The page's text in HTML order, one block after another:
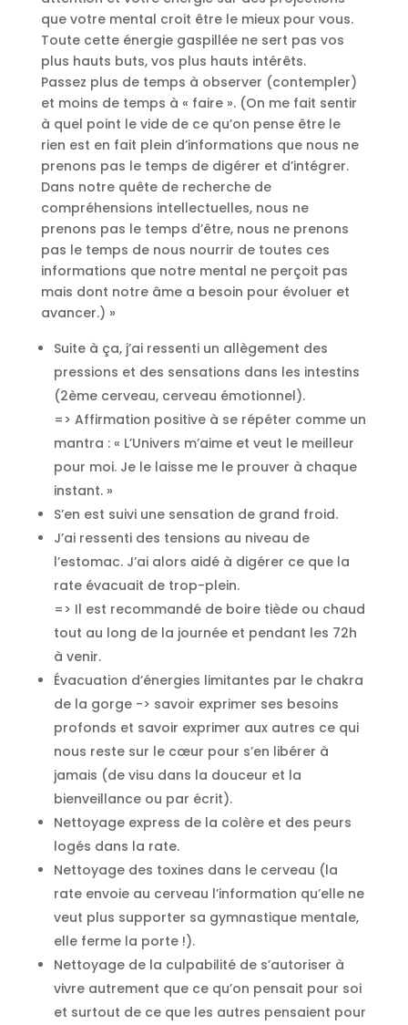
que votre mental croit être le mieux pour vous.
Toute cette énergie gaspillée ne sert pas vos
plus hauts buts, vos plus hauts intérêts.
Passez plus de temps à observer (contempler)
et moins de temps à « faire ». (On me fait sentir
à quel point le vide de ce qu’on pense être le
rien est en fait plein d’informations que nous ne
prenons pas le temps de digérer et d’intégrer.
Dans notre quête de recherche de
compréhensions intellectuelles, nous ne
prenons pas le temps d’être, nous ne prenons
pas le temps de nous nourrir de toutes ces
informations que notre mental ne perçoit pas
mais dont notre âme a besoin pour évoluer et
avancer.) »
Suite à ça, j’ai ressenti un allègement des
pressions et des sensations dans les intestins
(2ème cerveau, cerveau émotionnel).
=> Affirmation positive à se répéter comme un
mantra : « L’Univers m’aime et veut le meilleur
pour moi. Je le laisse me le prouver à chaque
instant. »
S’en est suivi une sensation de grand froid.
J’ai ressenti des tensions au niveau de
l’estomac. J’ai alors aidé à digérer ce que la
rate évacuait de trop-plein.
=> Il est recommandé de boire tiède ou chaud
tout au long de la journée et pendant les 72h
à venir.
Évacuation d’énergies limitantes par le chakra
de la gorge -> savoir exprimer ses besoins
profonds et savoir exprimer aux autres ce qui
nous reste sur le cœur pour s’en libérer à
jamais (de visu dans la douceur et la
bienveillance ou par écrit).
Nettoyage express de la colère et des peurs
logés dans la rate.
Nettoyage des toxines dans le cerveau (la
rate envoie au cerveau l’information qu’elle ne
veut plus supporter sa gymnastique mentale,
elle ferme la porte !).
Nettoyage de la culpabilité de s’autoriser à
vivre autrement que ce qu’on pensait pour soi
et surtout de ce que les autres pensaient pour